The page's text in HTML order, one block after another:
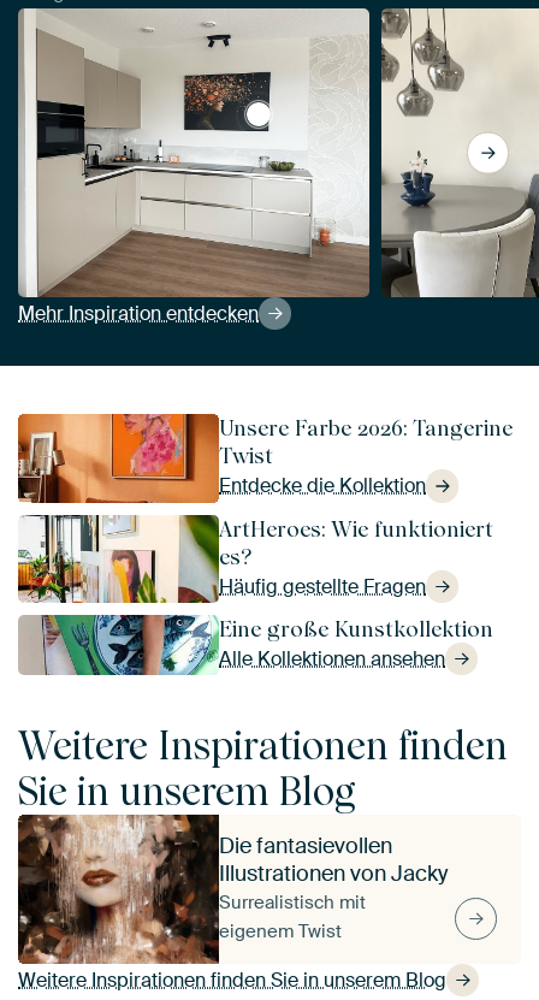
Mehr Inspiration entdecken
View Frau mit buntem Haar von
Unsere Farbe 2026: Tangerine
Twist
Entdecke die Kollektion
ArtHeroes: Wie funktioniert
es?
Häufig gestellte Fragen
Eine große Kunstkollektion
Alle Kollektionen ansehen
Weitere Inspirationen finden
Sie in unserem Blog
Weitere Inspirationen finden Sie in unserem Blog
Die fantasievollen
Illustrationen von Jacky
Surrealistisch mit
eigenem Twist